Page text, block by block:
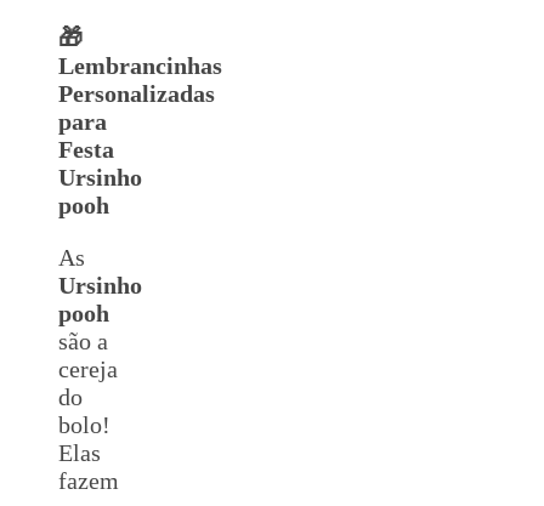
🎁
Lembrancinhas
Personalizadas
para
Festa
Ursinho
pooh
As
Ursinho
pooh
são a
cereja
do
bolo!
Elas
fazem